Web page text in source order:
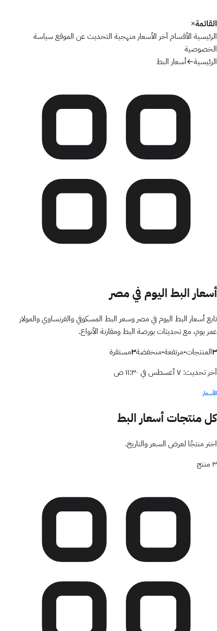
القائمة×
الرئيسية الأقسام آخر الأسعار منهجية التحديثعن الموقعسياسة
الخصوصية
الرئيسية←أسعار البط
أسعار البط اليوم في مصر
تابع أسعار البط اليوم في مصر وسعر البط المسكوفي والفرنساوي والمولار
عمر يوم، مع تحديثات بورصة البط ومقارنة الأنواع.
٣المنتجات٠مرتفعة٠منخفضة٣مستقرة
آخر تحديث: ٧ أغسطس في ١١:٣٠ ص
الأسعار
كل منتجاتأسعار البط
اختر منتجًا لعرض السعر والتاريخ.
٣ منتج